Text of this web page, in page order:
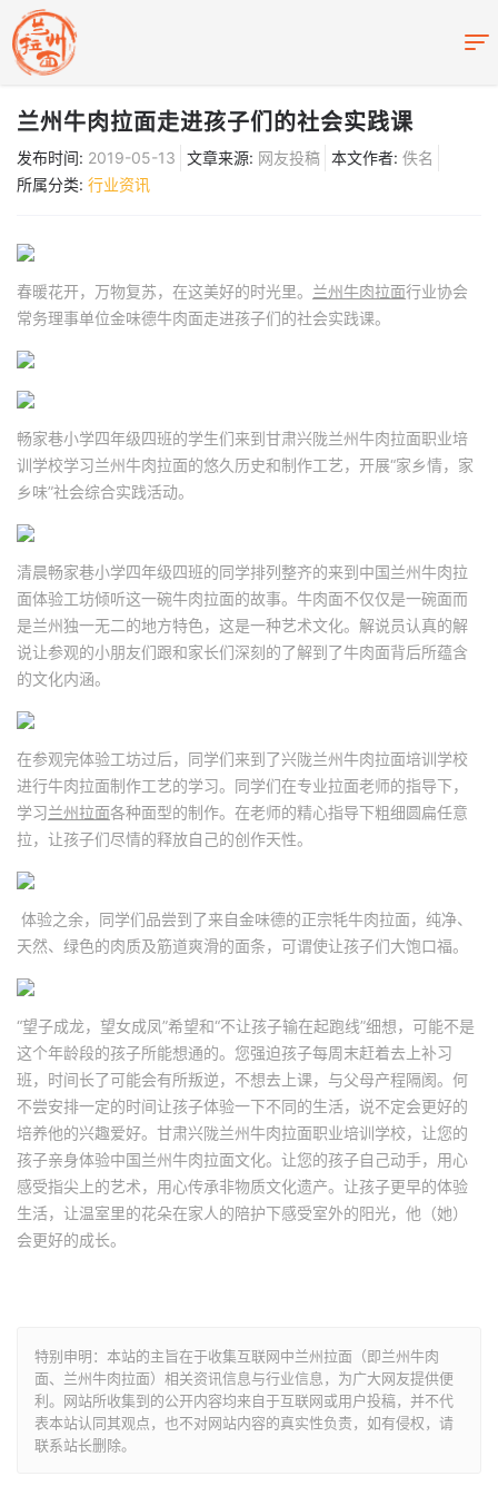
兰州牛肉拉面走进孩子们的社会实践课
发布时间: 2019-05-13 文章来源: 网友投稿 本文作者: 佚名
所属分类: 行业资讯
春暖花开，万物复苏，在这美好的时光里。 兰州牛肉拉面行业协会
常务理事单位金味德牛肉面走进孩子们的社会实践课。
畅家巷小学四年级四班的学生们来到甘肃兴陇兰州牛肉拉面职业培
训学校学习兰州牛肉拉面的悠久历史和制作工艺，开展“家乡情，家
乡味”社会综合实践活动。
清晨畅家巷小学四年级四班的同学排列整齐的来到中国兰州牛肉拉
面体验工坊倾听这一碗牛肉拉面的故事。牛肉面不仅仅是一碗面而
是兰州独一无二的地方特色，这是一种艺术文化。解说员认真的解
说让参观的小朋友们跟和家长们深刻的了解到了牛肉面背后所蕴含
的文化内涵。
在参观完体验工坊过后，同学们来到了兴陇兰州牛肉拉面培训学校
进行牛肉拉面制作工艺的学习。同学们在专业拉面老师的指导下，
学习兰州拉面各种面型的制作。在老师的精心指导下粗细圆扁任意
拉，让孩子们尽情的释放自己的创作天性。
体验之余，同学们品尝到了来自金味德的正宗牦牛肉拉面，纯净、
天然、绿色的肉质及筋道爽滑的面条，可谓使让孩子们大饱口福。
“望子成龙，望女成凤”希望和“不让孩子输在起跑线”细想，可能不是
这个年龄段的孩子所能想通的。您强迫孩子每周末赶着去上补习
班，时间长了可能会有所叛逆，不想去上课，与父母产程隔阂。何
不尝安排一定的时间让孩子体验一下不同的生活，说不定会更好的
培养他的兴趣爱好。甘肃兴陇兰州牛肉拉面职业培训学校，让您的
孩子亲身体验中国兰州牛肉拉面文化。让您的孩子自己动手，用心
感受指尖上的艺术，用心传承非物质文化遗产。让孩子更早的体验
生活，让温室里的花朵在家人的陪护下感受室外的阳光，他（她）
会更好的成长。
特别申明：本站的主旨在于收集互联网中兰州拉面（即兰州牛肉
面、兰州牛肉拉面）相关资讯信息与行业信息，为广大网友提供便
利。网站所收集到的公开内容均来自于互联网或用户投稿，并不代
表本站认同其观点，也不对网站内容的真实性负责，如有侵权，请
联系站长删除。